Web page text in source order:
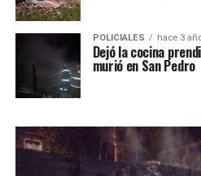
POLICIALES hace 3
Dejó la cocina
murió en San Pedro